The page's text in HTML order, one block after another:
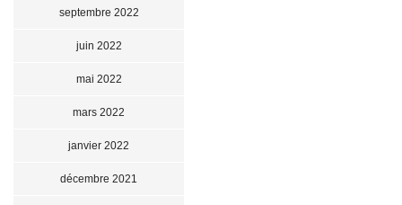
septembre 2022
juin 2022
mai 2022
mars 2022
janvier 2022
décembre 2021